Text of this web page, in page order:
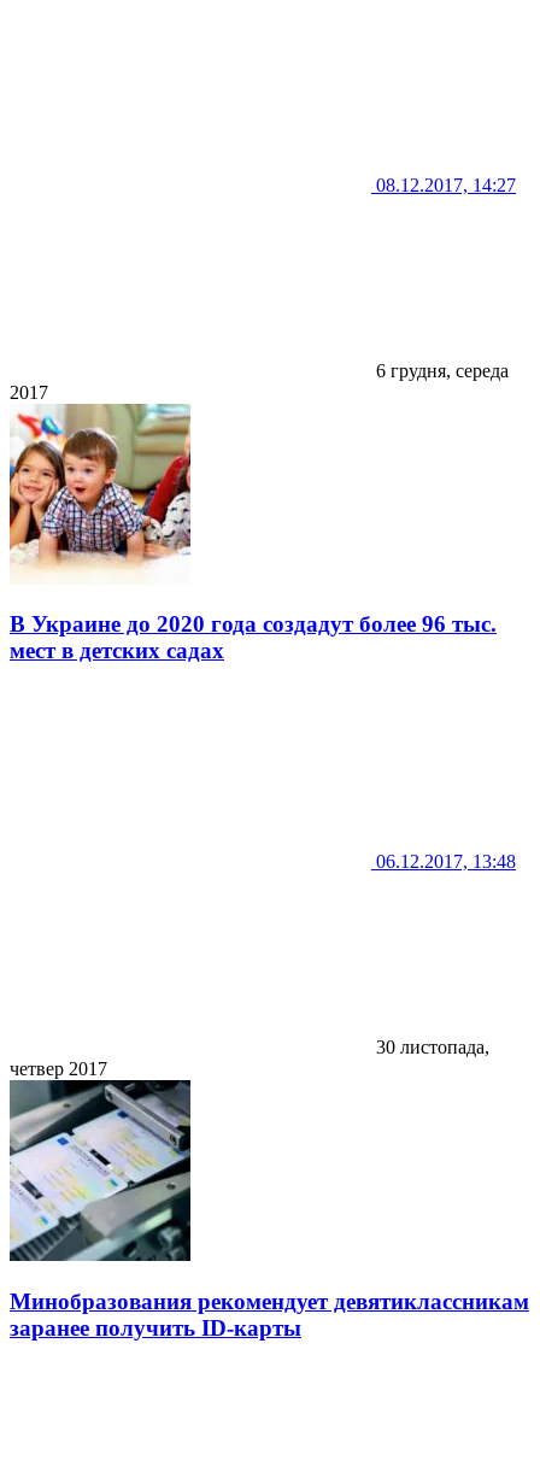
08.12.2017, 14:27
6 грудня, середа
2017
В Украине до 2020 года создадут более 96 тыс.
мест в детских садах
06.12.2017, 13:48
30 листопада,
четвер 2017
Минобразования рекомендует девятиклассникам
заранее получить ID-карты